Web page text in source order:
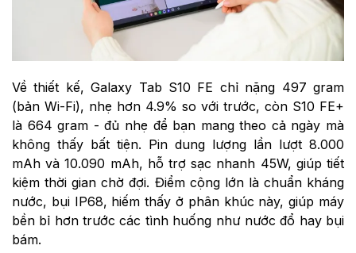
Về thiết kế, Galaxy Tab S10 FE chỉ nặng 497 gram
(bản Wi-Fi), nhẹ hơn 4.9% so với trước, còn S10 FE+
là 664 gram - đủ nhẹ để bạn mang theo cả ngày mà
không thấy bất tiện. Pin dung lượng lần lượt 8.000
mAh và 10.090 mAh, hỗ trợ sạc nhanh 45W, giúp tiết
kiệm thời gian chờ đợi. Điểm cộng lớn là chuẩn kháng
nước, bụi IP68, hiếm thấy ở phân khúc này, giúp máy
bền bỉ hơn trước các tình huống như nước đổ hay bụi
bám.